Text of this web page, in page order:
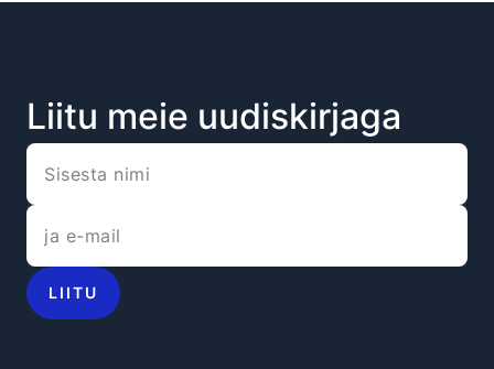
Liitu meie uudiskirjaga
LIITU